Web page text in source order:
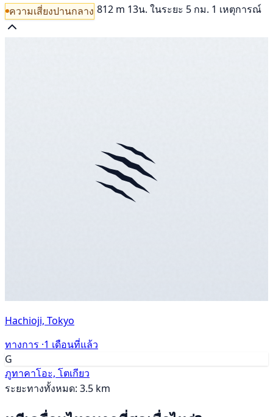
ความเสี่ยงปานกลาง 812 m 13น. ในระยะ 5 กม. 1 เหตุการณ์
Hachioji, Tokyo
ทางการ ·1 เดือนที่แล้ว
G
ภูทาคาโอะ, โตเกียว
ระยะทางทั้งหมด: 3.5 km